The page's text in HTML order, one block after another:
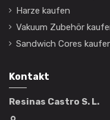
Harze kaufen
Vakuum Zubehör
Sandwich Cores
Kontakt
Resinas Castro S. L.